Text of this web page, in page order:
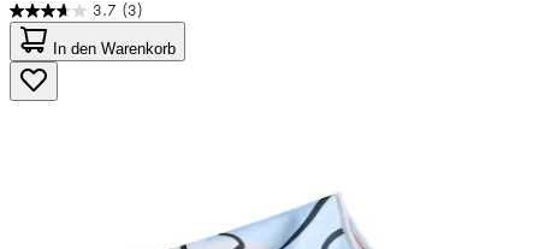
3.7 (3)
3.7
von
5
Sternen.
3
In den Warenkorb